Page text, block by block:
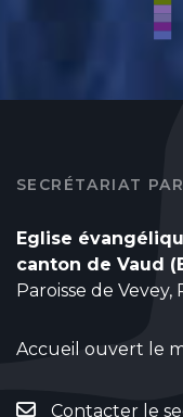
SECRÉTARIAT
Eglise
canton de Vaud
Paroisse de Vevey,
Accueil ouvert le
Contacter le